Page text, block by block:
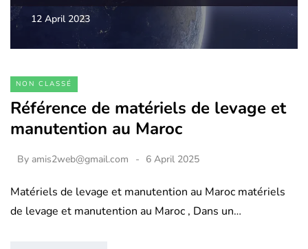
12 April 2023
NON CLASSÉ
Référence de matériels de levage et
manutention au Maroc
By amis2web@gmail.com 6 April 2025
Matériels de levage et manutention au Maroc matériels
de levage et manutention au Maroc , Dans un…